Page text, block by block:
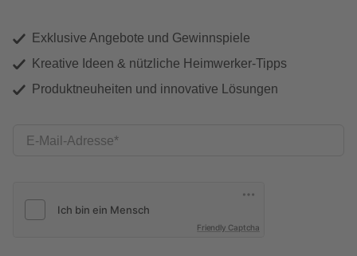
Exklusive Angebote und Gewinnspiele
Kreative Ideen & nützliche Heimwerker-Tipps
Produktneuheiten und innovative Lösungen
E-Mail-Adresse
Friendly Captcha